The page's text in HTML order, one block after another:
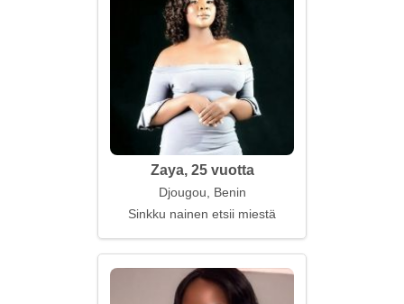
Zaya, 25 vuotta
Djougou, Benin
Sinkku nainen etsii miestä